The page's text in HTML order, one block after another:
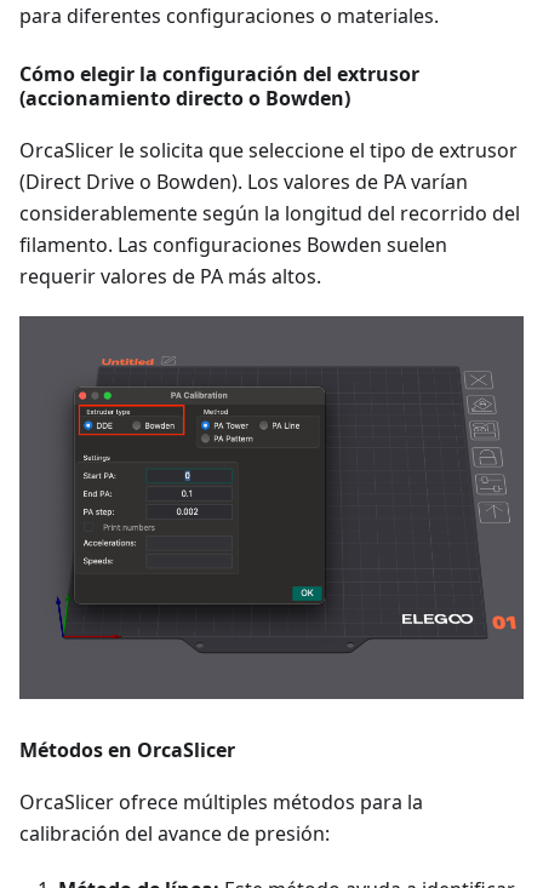
para diferentes configuraciones o materiales.
Cómo elegir la configuración del extrusor
(accionamiento directo o Bowden)
OrcaSlicer le solicita que seleccione el tipo de extrusor
(Direct Drive o Bowden). Los valores de PA varían
considerablemente según la longitud del recorrido del
filamento. Las configuraciones Bowden suelen
requerir valores de PA más altos.
Métodos en OrcaSlicer
OrcaSlicer ofrece múltiples métodos para la
calibración del avance de presión: